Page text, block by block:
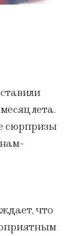
лета.
сюрпризы
что